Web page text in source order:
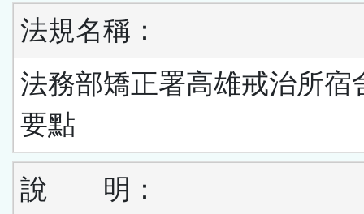
法規名稱：
法務部矯正署高雄戒治所宿
要點
說 明：